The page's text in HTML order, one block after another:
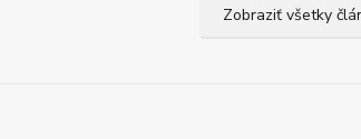
Zobraziť všetky